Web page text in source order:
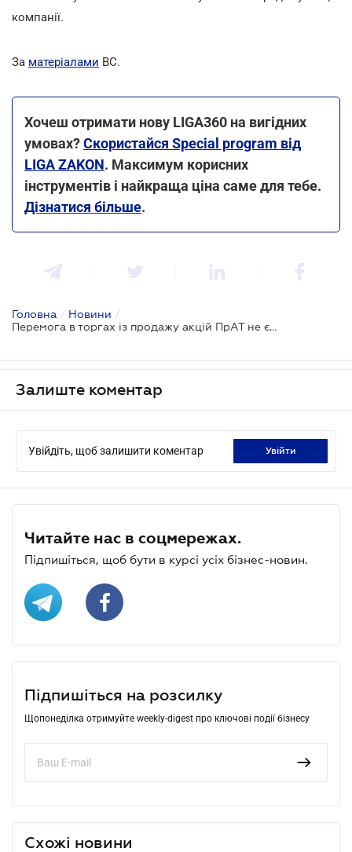
компанії.
За матеріалами ВС.
Хочеш отримати нову LIGA360 на вигідних
умовах?Скористайся Special program від
LIGA ZAKON. Максимум корисних
інструментів і найкраща ціна саме для тебе.
Дізнатися більше.
Головна / Новини /
Перемога в торгах із продажу акцій ПрАТ не є безумовною підставою для укладення договору їх купівлі-продажу: правова позиція Верховного Суду
Залиште коментар
Увійдіть, щоб залишити коментар увійти
Читайте нас в соцмережах.
Підпишіться, щоб бути в курсі усіх бізнес-новин.
Підпишіться на розсилку
Щопонеділка отримуйте weekly-digest про ключові події бізнесу
Схожі новини